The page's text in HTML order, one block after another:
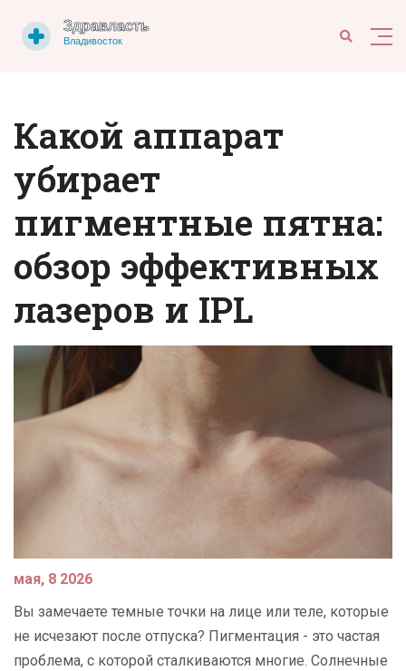
Какой аппарат
убирает
пигментные пятна:
обзор эффективных
лазеров и IPL
мая, 8 2026
Вы замечаете темные точки на лице или теле, которые
не исчезают после отпуска? Пигментация - это частая
проблема, с которой сталкиваются многие. Солнечные